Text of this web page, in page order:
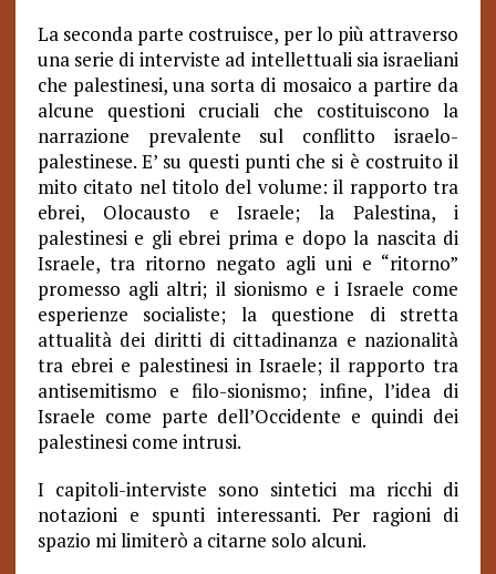
La seconda parte costruisce, per lo più attraverso
una serie di interviste ad intellettuali sia israeliani
che palestinesi, una sorta di mosaico a partire da
alcune questioni cruciali che costituiscono la
narrazione prevalente sul conflitto israelo-
palestinese. E’ su questi punti che si è costruito il
mito citato nel titolo del volume: il rapporto tra
ebrei, Olocausto e Israele; la Palestina, i
palestinesi e gli ebrei prima e dopo la nascita di
Israele, tra ritorno negato agli uni e “ritorno”
promesso agli altri; il sionismo e i Israele come
esperienze socialiste; la questione di stretta
attualità dei diritti di cittadinanza e nazionalità
tra ebrei e palestinesi in Israele; il rapporto tra
antisemitismo e filo-sionismo; infine, l’idea di
Israele come parte dell’Occidente e quindi dei
palestinesi come intrusi.
I capitoli-interviste sono sintetici ma ricchi di
notazioni e spunti interessanti. Per ragioni di
spazio mi limiterò a citarne solo alcuni.